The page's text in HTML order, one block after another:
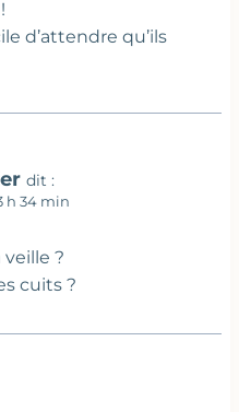
d’attendre qu’ils
dit :
h 34 min
?
cuits ?